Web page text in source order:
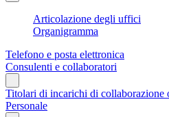
Articolazione degli uffici
Organigramma
Telefono e posta elettronica
Consulenti e collaboratori
Titolari di incarichi di collaborazione
Personale